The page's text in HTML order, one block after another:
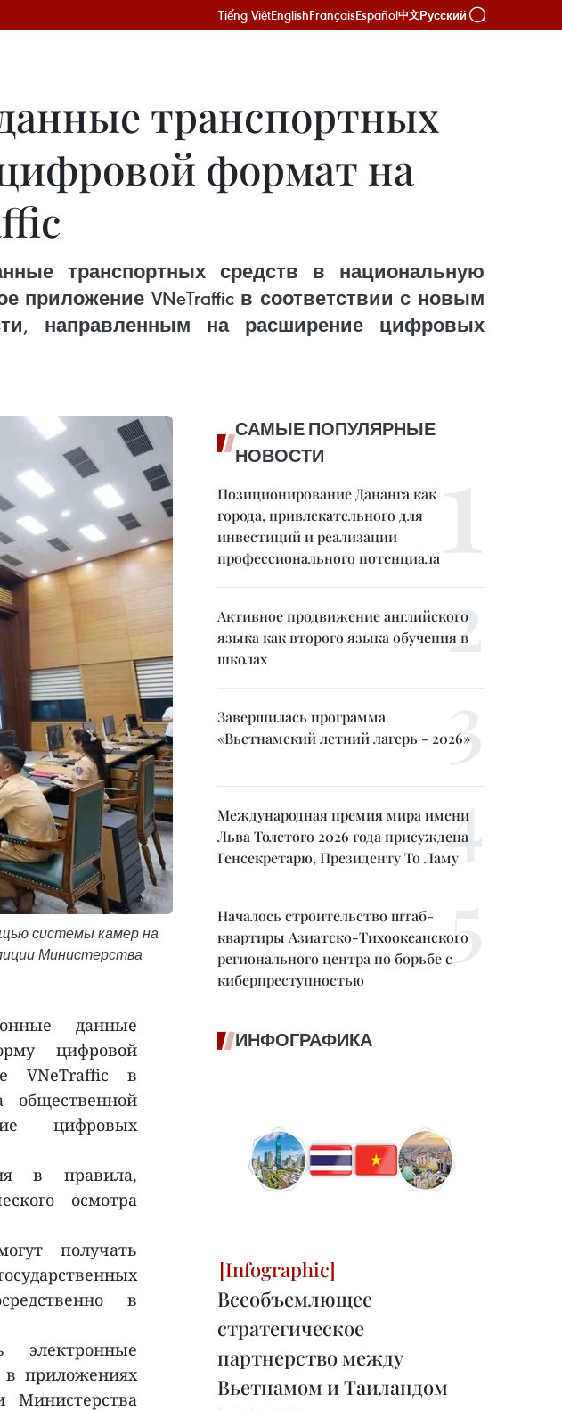
Tiếng ViệtEnglishFrançaisEspañol中文Русский
транспортных
цифровой формат на
транспортных средств в национальную
VNeTraffic в соответствии с новым
направленным на расширение цифровых
системы камер на
Министерства
данные
цифровой
VNeTraffic в
общественной
цифровых
в правила,
осмотра
получать
в
в приложениях
Министерства
САМЫЕ ПОПУЛЯРНЫЕ
НОВОСТИ
Позиционирование Дананга как
города, привлекательного для
инвестиций и реализации
профессионального потенциала
Активное продвижение английского
языка как второго языка обучения в
школах
Завершилась программа
«Вьетнамский летний лагерь - 2026»
Международная премия мира имени
Льва Толстого 2026 года присуждена
Генсекретарю, Президенту То Ламу
Началось строительство штаб-
квартиры Азиатско-Тихоокеанского
регионального центра по борьбе с
киберпреступностью
ИНФОГРАФИКА
Всеобъемлющее
стратегическое
партнерство между
Вьетнамом и Таиландом